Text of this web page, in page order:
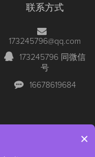
联系方式
173245796@qq.com
173245796 同微信
号
16678619684
×